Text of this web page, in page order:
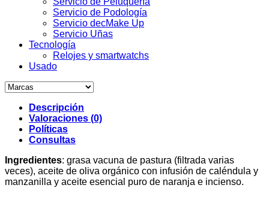
Servicio de Podología
Servicio decMake Up
Servicio Uñas
Tecnología
Relojes y smartwatchs
Usado
Descripción
Valoraciones (0)
Políticas
Consultas
Ingredientes: grasa vacuna de pastura (filtrada varias
veces), aceite de oliva orgánico con infusión de caléndula y
manzanilla y aceite esencial puro de naranja e incienso.